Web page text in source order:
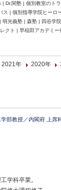
Dr.関塾 | 個別教室のト
ス | 個別指導学院ヒーロ
光義塾 | 森塾 | 四谷学
クト | 早稲田アカデミ
2021年 2020年
部教授／内閣府 上席
学科卒業。